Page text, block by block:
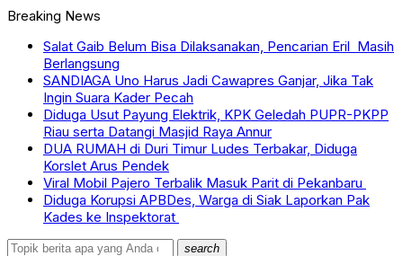
Breaking News
Salat Gaib Belum Bisa Dilaksanakan, Pencarian Eril Masih
Berlangsung
SANDIAGA Uno Harus Jadi Cawapres Ganjar, Jika Tak
Ingin Suara Kader Pecah
Diduga Usut Payung Elektrik, KPK Geledah PUPR-PKPP
Riau serta Datangi Masjid Raya Annur
DUA RUMAH di Duri Timur Ludes Terbakar, Diduga
Korslet Arus Pendek
Viral Mobil Pajero Terbalik Masuk Parit di Pekanbaru
Diduga Korupsi APBDes, Warga di Siak Laporkan Pak
Kades ke Inspektorat
search